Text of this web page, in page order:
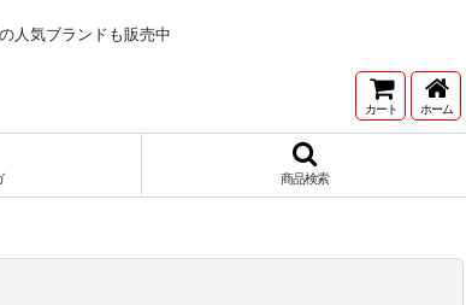
人気ブランドも販売中
カート ホーム
商品検索